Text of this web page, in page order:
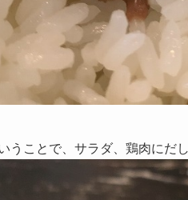
うことで、サラダ、鶏肉にだ